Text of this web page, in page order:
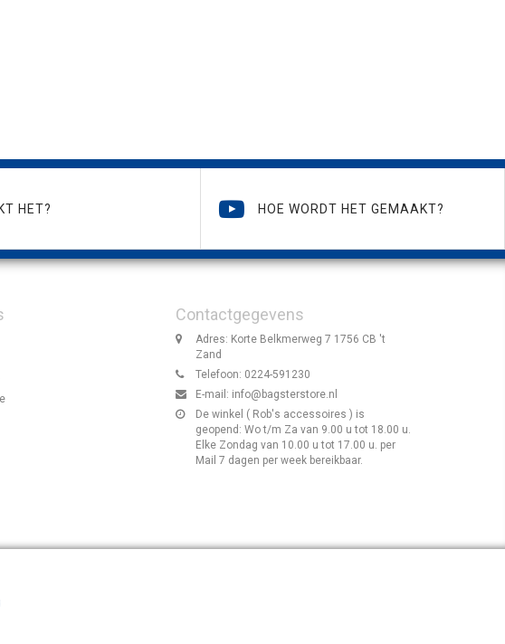
HET? HOE WORDT HET GEMAAKT?
Contactgegevens
Adres: Korte Belkmerweg 7 1756 CB 't
Zand
Telefoon: 0224-591230
E-mail: info@bagsterstore.nl
De winkel ( Rob's accessoires ) is
geopend: Wo t/m Za van 9.00 u tot 18.00 u.
Elke Zondag van 10.00 u tot 17.00 u. per
Mail 7 dagen per week bereikbaar.